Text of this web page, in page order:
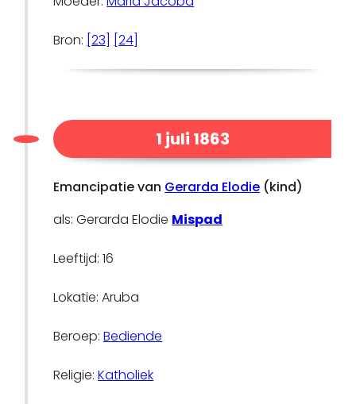
Bron: [23] [24]
1 juli 1863
Emancipatie van Gerarda Elodie (kind)
als: Gerarda Elodie Mispad
Leeftijd: 16
Lokatie: Aruba
Beroep:Bediende
Religie:Katholiek